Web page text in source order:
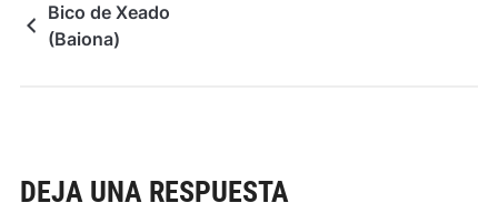
Bico de Xeado
(Baiona)
DEJA UNA RESPUESTA